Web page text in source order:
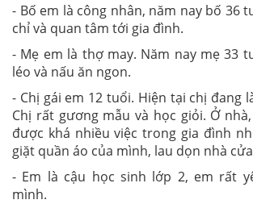
- Bố em là công nhân, năm nay bố 36
chỉ và quan tâm tới gia đình.
- Mẹ em là thợ may. Năm nay mẹ 33
léo và nấu ăn ngon.
- Chị gái em 12 tuổi. Hiện tại chị đang
Chị rất gương mẫu và học giỏi. Ở
được khá nhiều việc trong gia đình
giặt quần áo của mình, lau dọn nhà
- Em là cậu học sinh lớp 2, em rất
mình.